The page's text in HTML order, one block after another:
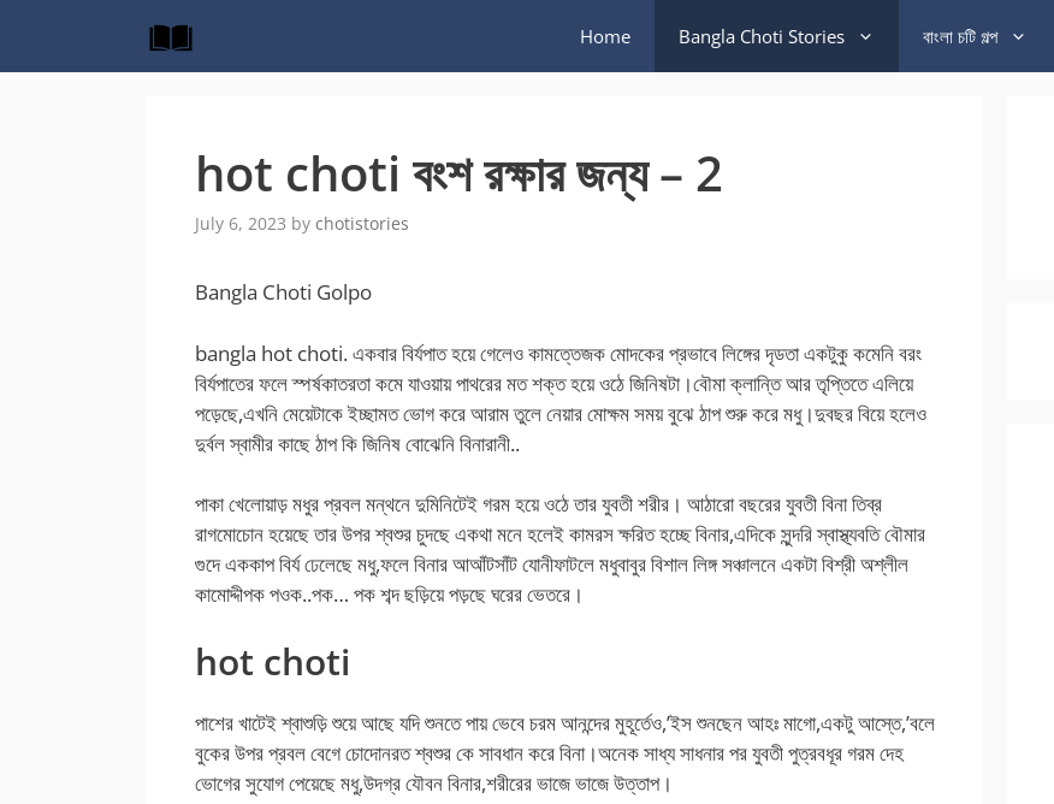
content
Home Bangla Choti Stories বাংলা চটি গল্প
hot choti বংশ রক্ষার জন্য – 2
July 6, 2023 by chotistories
Bangla Choti Golpo
bangla hot choti. একবার বির্যপাত হয়ে গেলেও কামত্তেজক মোদকের প্রভাবে লিঙ্গের দৃডতা একটুকু কমেনি বরং
বির্যপাতের ফলে স্পর্ষকাতরতা কমে যাওয়ায় পাথরের মত শক্ত হয়ে ওঠে জিনিষটা।বৌমা ক্লান্তি আর তৃপ্তিতে এলিয়ে
পড়েছে,এখনি মেয়েটাকে ইচ্ছামত ভোগ করে আরাম তুলে নেয়ার মোক্ষম সময় বুঝে ঠাপ শুরু করে মধু।দুবছর বিয়ে হলেও
দুর্বল স্বামীর কাছে ঠাপ কি জিনিষ বোঝেনি বিনারানী..
পাকা খেলোয়াড় মধুর প্রবল মন্থনে দুমিনিটেই গরম হয়ে ওঠে তার যুবতী শরীর। আঠারো বছরের যুবতী বিনা তিব্র
রাগমোচোন হয়েছে তার উপর শ্বশুর চুদছে একথা মনে হলেই কামরস ক্ষরিত হচ্ছে বিনার,এদিকে সুন্দরি স্বাস্থ্যবতি বৌমার
গুদে এককাপ বির্য ঢেলেছে মধু,ফলে বিনার আআঁটসাঁট যোনীফাটলে মধুবাবুর বিশাল লিঙ্গ সঞ্চালনে একটা বিশ্রী অশ্লীল
কামোদ্দীপক পওক..পক… পক শব্দ ছড়িয়ে পড়ছে ঘরের ভেতরে।
hot choti
পাশের খাটেই শ্বাশুড়ি শুয়ে আছে যদি শুনতে পায় ভেবে চরম আনন্দের মুহূর্তেও,’ইস শুনছেন আহঃ মাগো,একটু আস্তে,’বলে
বুকের উপর প্রবল বেগে চোদোনরত শ্বশুর কে সাবধান করে বিনা।অনেক সাধ্য সাধনার পর যুবতী পুত্রবধূর গরম দেহ
ভোগের সুযোগ পেয়েছে মধু,উদগ্র যৌবন বিনার,শরীরের ভাজে ভাজে উত্তাপ।